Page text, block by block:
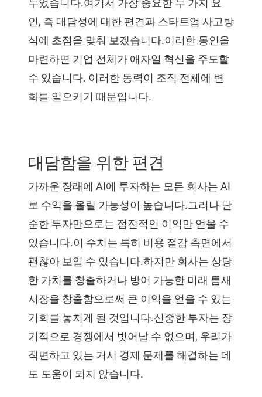
두었습니다.여기서 가장 중요한 두 가지 요
인, 즉 대담성에 대한 편견과 스타트업 사고방
식에 초점을 맞춰 보겠습니다.이러한 동인을
마련하면 기업 전체가 애자일 혁신을 주도할
수 있습니다. 이러한 동력이 조직 전체에 변
화를 일으키기 때문입니다.
대담함을 위한 편견
가까운 장래에 AI에 투자하는 모든 회사는 AI
로 수익을 올릴 가능성이 높습니다.그러나 단
순한 투자만으로는 점진적인 이익만 얻을 수
있습니다.이 수치는 특히 비용 절감 측면에서
괜찮아 보일 수 있습니다.하지만 회사는 상당
한 가치를 창출하거나 방어 가능한 미래 틈새
시장을 창출함으로써 큰 이익을 얻을 수 있는
기회를 놓치게 될 것입니다.신중한 투자는 장
기적으로 경쟁에서 벗어날 수 없으며, 우리가
직면하고 있는 거시 경제 문제를 해결하는 데
도 도움이 되지 않습니다.